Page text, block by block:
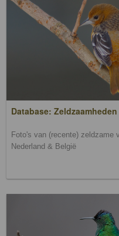
Database: Zeldzaamheden
Foto's van (recente) zeldzame
Nederland & België